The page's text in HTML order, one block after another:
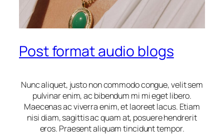
Post format audio blogs
Nunc aliquet, justo non commodo congue, velit sem
pulvinar enim, ac bibendum mi mi eget libero.
Maecenas ac viverra enim, et laoreet lacus. Etiam
nisi diam, sagittis ac quam at, posuere hendrerit
eros. Praesent aliquam tincidunt tempor.